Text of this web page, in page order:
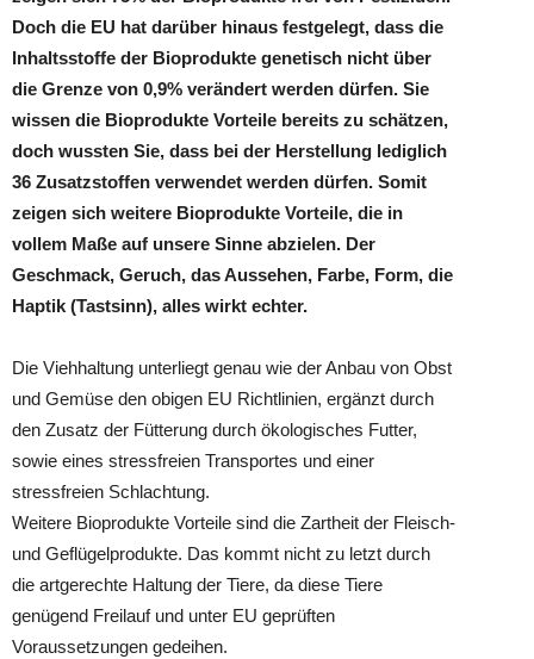
Doch die EU hat darüber hinaus festgelegt, dass die
Inhaltsstoffe der Bioprodukte genetisch nicht über
die Grenze von 0,9% verändert werden dürfen. Sie
wissen die Bioprodukte Vorteile bereits zu schätzen,
doch wussten Sie, dass bei der Herstellung lediglich
36 Zusatzstoffen verwendet werden dürfen. Somit
zeigen sich weitere Bioprodukte Vorteile, die in
vollem Maße auf unsere Sinne abzielen. Der
Geschmack, Geruch, das Aussehen, Farbe, Form, die
Haptik (Tastsinn), alles wirkt echter.
Die Viehhaltung unterliegt genau wie der Anbau von Obst
und Gemüse den obigen EU Richtlinien, ergänzt durch
den Zusatz der Fütterung durch ökologisches Futter,
sowie eines stressfreien Transportes und einer
stressfreien Schlachtung.
Weitere Bioprodukte Vorteile sind die Zartheit der Fleisch-
und Geflügelprodukte. Das kommt nicht zu letzt durch
die artgerechte Haltung der Tiere, da diese Tiere
genügend Freilauf und unter EU geprüften
Voraussetzungen gedeihen.